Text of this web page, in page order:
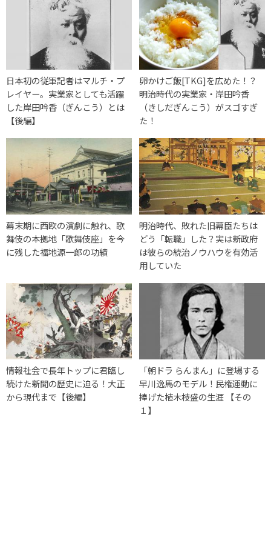
日本初の従軍記者はマルチ・プ
レイヤー。実業家としても活躍
した岸田吟香（ぎんこう）とは
【後編】
卵かけご飯[TKG]を広めた！？
明治時代の実業家・岸田吟香
（きしだぎんこう）がスゴすぎ
た！
幕末期に西欧の演劇に触れ、歌
舞伎の本拠地「歌舞伎座」を今
に残した福地源一郎の功績
明治時代、敗れた旧幕臣たちは
どう「転職」した？実は新政府
は彼らの統治ノウハウを有効活
用していた
情報社会で長年トップに君臨し
続けた新聞の歴史に迫る！大正
から現代まで【後編】
「朝ドラ らんまん」に登場する
早川逸馬のモデル！民権運動に
捧げた植木枝盛の生涯 【その
１】